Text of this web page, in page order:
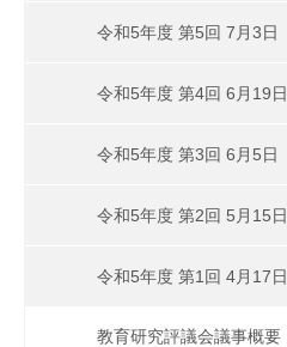
令和5年度 第5回 7月3日
令和5年度 第4回 6月19日
令和5年度 第3回 6月5日
令和5年度 第2回 5月15日
令和5年度 第1回 4月17日
教育研究評議会議事概要